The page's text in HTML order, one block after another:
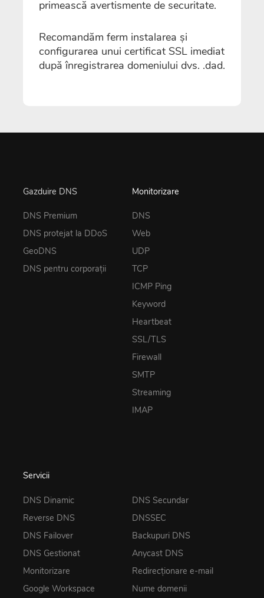
primească avertismente de securitate.
Recomandăm ferm instalarea și
configurarea unui certificat SSL imediat
după înregistrarea domeniului dvs. .dad.
Gazduire DNS
DNS Premium
DNS protejat la DDoS
GeoDNS
DNS pentru corporații
Monitorizare
DNS
Web
UDP
TCP
ICMP Ping
Keyword
Heartbeat
SSL/TLS
Firewall
SMTP
Streaming
IMAP
Servicii
DNS Dinamic
Reverse DNS
DNS Failover
DNS Gestionat
Monitorizare
Google Workspace
DNS Secundar
DNSSEC
Backupuri DNS
Anycast DNS
Redirecționare e-mail
Nume domenii